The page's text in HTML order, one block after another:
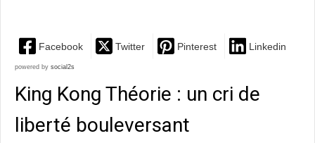
Facebook Twitter Pinterest Linkedin
powered by social2s
King Kong Théorie : un cri de
liberté bouleversant